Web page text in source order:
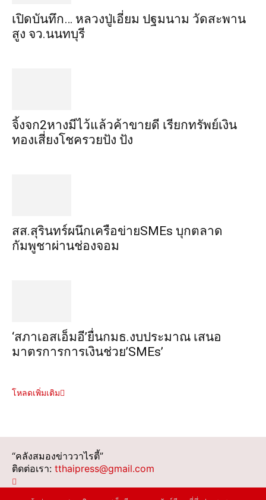
เปิดบันทึก… หลวงปู่เอี่ยม ​ปฐม​นาม​ วัดสะพาน
สูง​ จว.นนทบุรี
จิ้งจก​2​หาง​มีไว้แล้ว​ค้าขาย​ดี​ เรียก​ทรัพย์เงิน
ทอง​เสี่ยงโชค​รวยปัง​ ปัง​
สส.สุรินทร์ผนึกเครือข่ายSMEs บุกตลาด
กัมพูชาผ่านช่องจอม
‘สภาเอสเอ็มอี’ยื่นกมธ.งบประมาณ เสนอ
มาตรการการเงินช่วย’SMEs’
โหลดเพิ่มเติม
“คลังสมองข่าววาไรตี้”
ติดต่อเรา: tthaipress@gmail.com